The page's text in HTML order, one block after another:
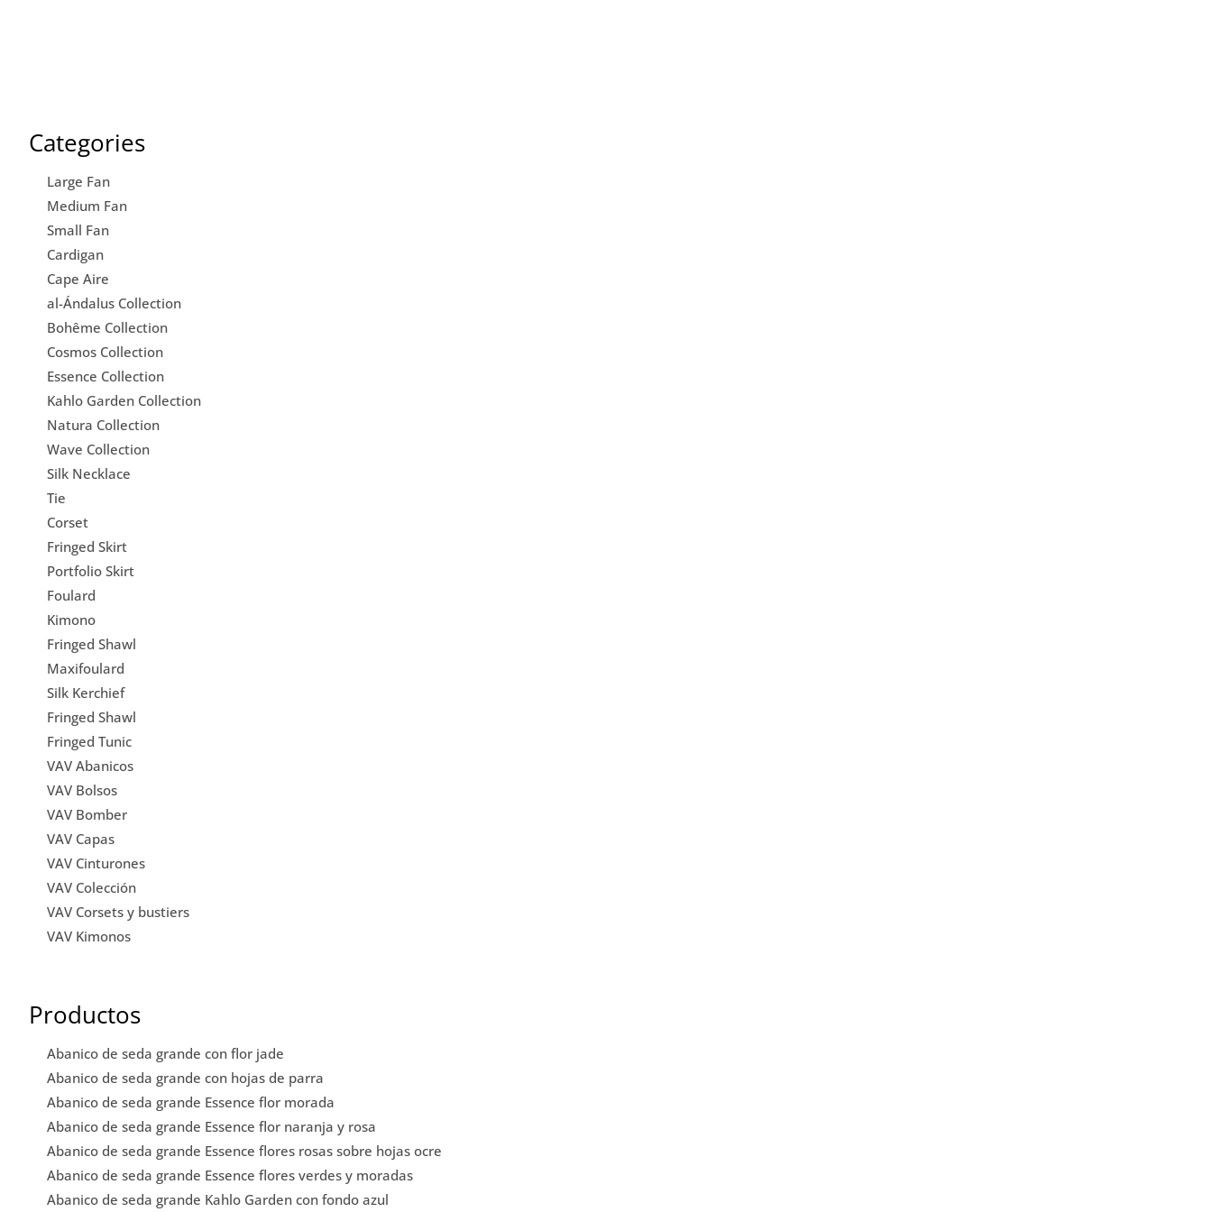
Categories
Large Fan
Medium Fan
Small Fan
Cardigan
Cape Aire
al-Ándalus Collection
Bohême Collection
Cosmos Collection
Essence Collection
Kahlo Garden Collection
Natura Collection
Wave Collection
Silk Necklace
Tie
Corset
Fringed Skirt
Portfolio Skirt
Foulard
Kimono
Fringed Shawl
Maxifoulard
Silk Kerchief
Fringed Shawl
Fringed Tunic
VAV Abanicos
VAV Bolsos
VAV Bomber
VAV Capas
VAV Cinturones
VAV Colección
VAV Corsets y bustiers
VAV Kimonos
Productos
Abanico de seda grande con flor jade
Abanico de seda grande con hojas de parra
Abanico de seda grande Essence flor morada
Abanico de seda grande Essence flor naranja y rosa
Abanico de seda grande Essence flores rosas sobre hojas ocre
Abanico de seda grande Essence flores verdes y moradas
Abanico de seda grande Kahlo Garden con fondo azul